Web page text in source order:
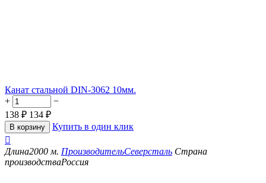
Канат стальной DIN-3062 10мм.
+
−
138 ₽ 134 ₽
В корзину
Купить в один клик

Длина2000 м. ПроизводительСеверсталь Страна
производстваРоссия